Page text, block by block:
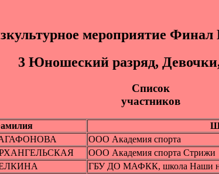
мероприятие
3 Юношеский разряд,
Список
участников
АГАФОНОВА
ООО Академия спорта
ООО Академия спорта Стрижи
ГБУ ДО МАФКК, школа Наши